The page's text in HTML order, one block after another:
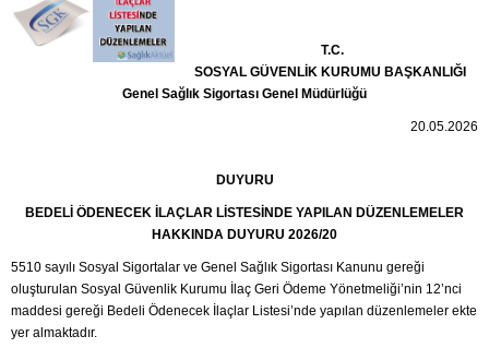
T.C.
SOSYAL GÜVENLİK KURUMU BAŞKANLIĞI
Genel Sağlık Sigortası Genel Müdürlüğü
20.05.2026
DUYURU
BEDELİ ÖDENECEK İLAÇLAR LİSTESİNDE YAPILAN DÜZENLEMELER
HAKKINDA DUYURU 2026/20
5510 sayılı Sosyal Sigortalar ve Genel Sağlık Sigortası Kanunu gereği
oluşturulan Sosyal Güvenlik Kurumu İlaç Geri Ödeme Yönetmeliği’nin 12’nci
maddesi gereği Bedeli Ödenecek İlaçlar Listesi’nde yapılan düzenlemeler ekte
yer almaktadır.